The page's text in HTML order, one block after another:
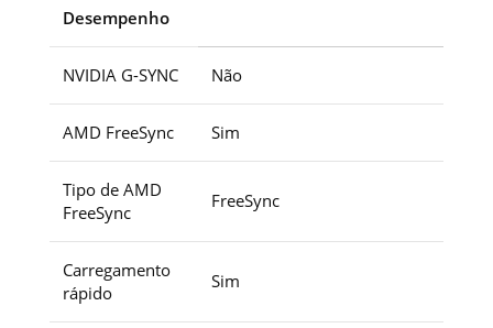
Desempenho
NVIDIA G-SYNC Não
AMD FreeSync Sim
Tipo de AMD
FreeSync
FreeSync
Carregamento
rápido
Sim